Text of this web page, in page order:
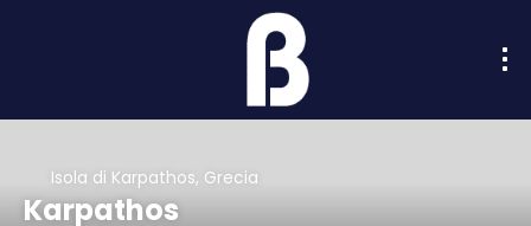
Isola di Karpathos, Grecia
Karpathos